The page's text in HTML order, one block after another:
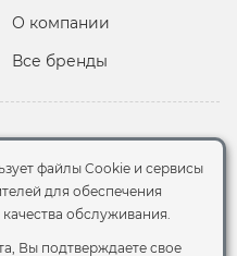
О компании
Все бренды
файлы Cookie и сервисы
для обеспечения
обслуживания.
Вы подтверждаете свое